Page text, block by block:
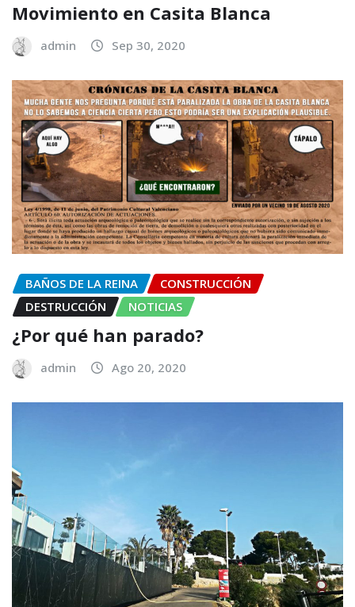
Movimiento en Casita Blanca
admin Sep 30, 2020
BAÑOS DE LA REINA
CONSTRUCCIÓN
DESTRUCCIÓN
NOTICIAS
¿Por qué han parado?
admin Ago 20, 2020